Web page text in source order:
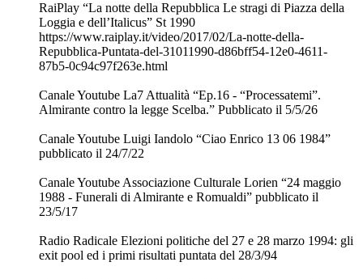
RaiPlay “La notte della Repubblica Le stragi di Piazza della
Loggia e dell’Italicus” St 1990
https://www.raiplay.it/video/2017/02/La-notte-della-
Repubblica-Puntata-del-31011990-d86bff54-12e0-4611-
87b5-0c94c97f263e.html
Canale Youtube La7 Attualità “Ep.16 - “Processatemi”.
Almirante contro la legge Scelba.” Pubblicato il 5/5/26
Canale Youtube Luigi Iandolo “Ciao Enrico 13 06 1984”
pubblicato il 24/7/22
Canale Youtube Associazione Culturale Lorien “24 maggio
1988 - Funerali di Almirante e Romualdi” pubblicato il
23/5/17
Radio Radicale Elezioni politiche del 27 e 28 marzo 1994: gli
exit pool ed i primi risultati puntata del 28/3/94